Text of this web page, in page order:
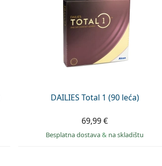
DAILIES Total 1 (90 leća)
69,99 €
Besplatna dostava& na skladištu